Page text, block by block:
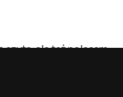
czyta, ale też polecam